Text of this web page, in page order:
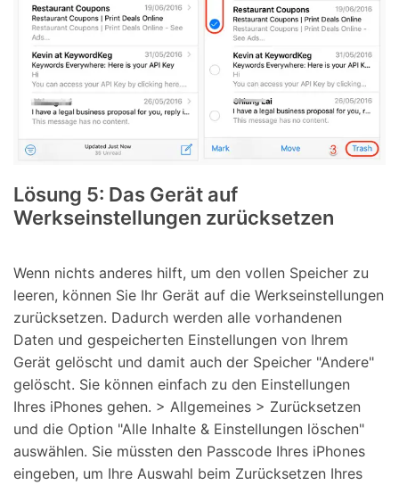
Lösung 5: Das Gerät auf
Werkseinstellungen zurücksetzen
Wenn nichts anderes hilft, um den vollen Speicher zu
leeren, können Sie Ihr Gerät auf die Werkseinstellungen
zurücksetzen. Dadurch werden alle vorhandenen
Daten und gespeicherten Einstellungen von Ihrem
Gerät gelöscht und damit auch der Speicher "Andere"
gelöscht. Sie können einfach zu den Einstellungen
Ihres iPhones gehen. > Allgemeines > Zurücksetzen
und die Option "Alle Inhalte & Einstellungen löschen"
auswählen. Sie müssten den Passcode Ihres iPhones
eingeben, um Ihre Auswahl beim Zurücksetzen Ihres